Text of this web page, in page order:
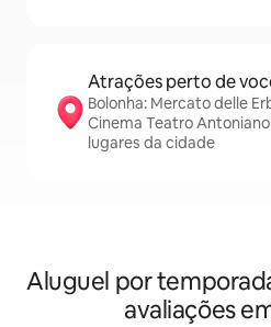
Atrações perto de
Bolonha: Mercato delle
Cinema Teatro
lugares da cidade
Aluguel por
avaliações